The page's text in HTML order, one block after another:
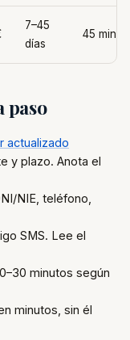
7–45
días
45 min
paso
actualizado
y plazo. Anota el
NIE, teléfono,
SMS. Lee el
minutos según
minutos, sin él